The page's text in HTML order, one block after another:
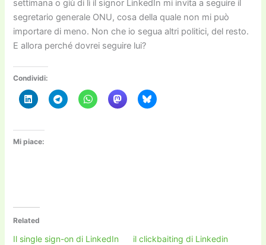
settimana o giù di lì il signor LinkedIn mi invita a seguire il
segretario generale ONU, cosa della quale non mi può
importare di meno. Non che io segua altri politici, del resto.
E allora perché dovrei seguire lui?
Condividi:
Mi piace:
Related
Il single sign-on di LinkedIn
il clickbaiting di Linkedin